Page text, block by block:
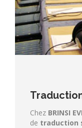
Chez BRINSI
de traduction